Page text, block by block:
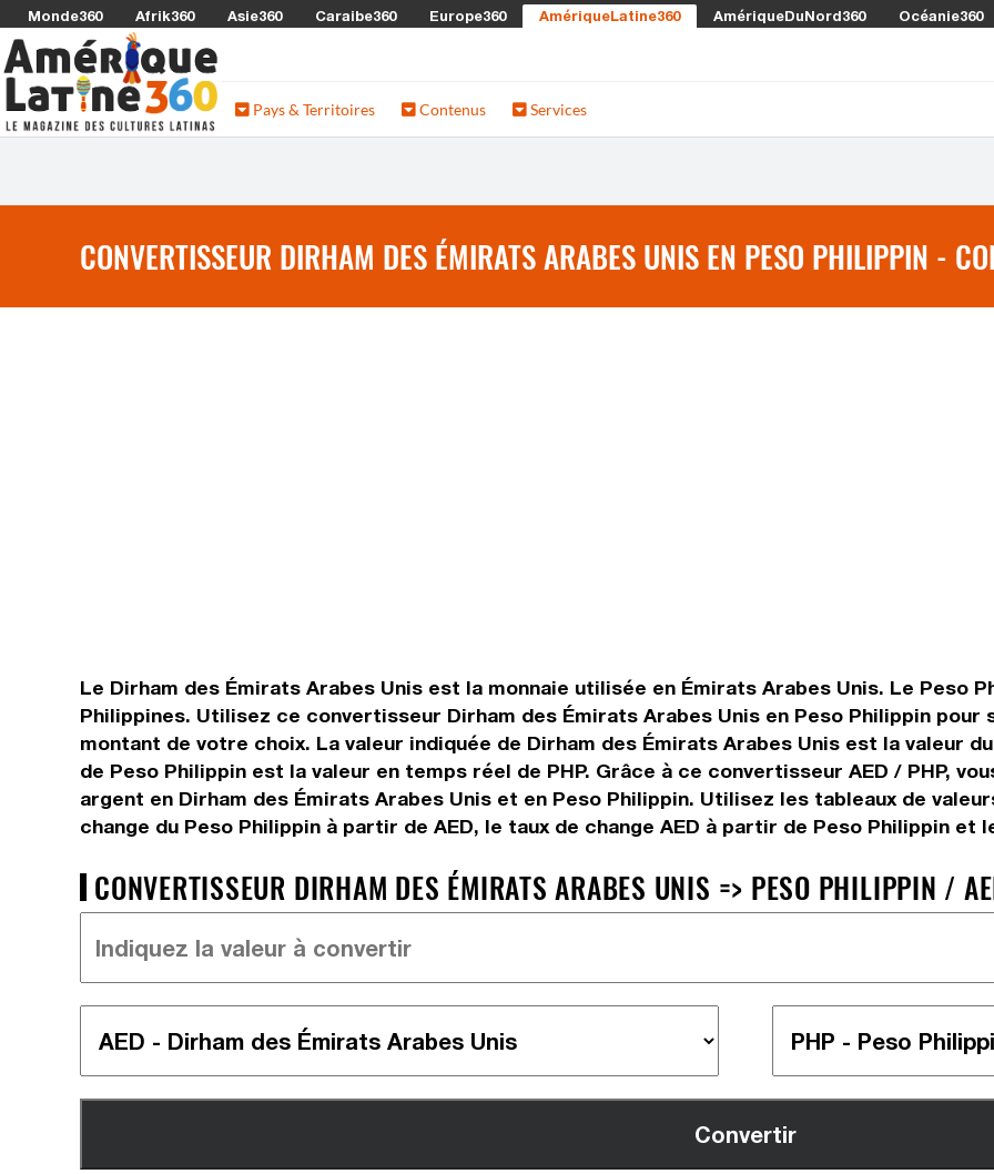
Monde360 Afrik360 Asie360 Caraibe360 Europe360 AmériqueLatine360 AmériqueDuNord360 Océanie360
Pays & Territoires Contenus Services
CONVERTISSEUR DIRHAM DES ÉMIRATS ARABES UNIS EN PESO PHILIPPIN -
Le Dirham des Émirats Arabes Unis est la monnaie utilisée en Émirats Arabes Unis. Le Peso
Philippines. Utilisez ce convertisseur Dirham des Émirats Arabes Unis en Peso Philippin pour
montant de votre choix. La valeur indiquée de Dirham des Émirats Arabes Unis est la valeur
de Peso Philippin est la valeur en temps réel de PHP. Grâce à ce convertisseur AED / PHP,
argent en Dirham des Émirats Arabes Unis et en Peso Philippin. Utilisez les tableaux de
change du Peso Philippin à partir de AED, le taux de change AED à partir de Peso Philippin et
CONVERTISSEUR DIRHAM DES ÉMIRATS ARABES UNIS => PESO PHILIPPIN /